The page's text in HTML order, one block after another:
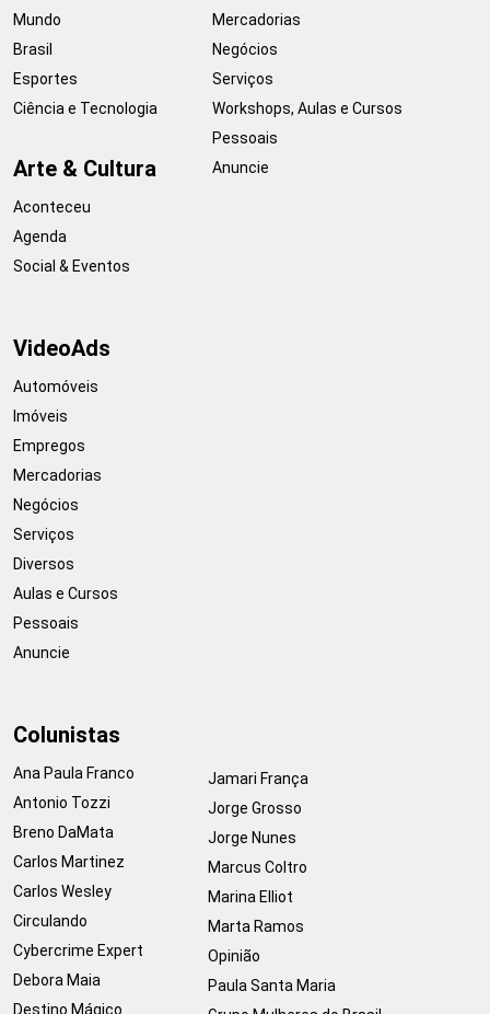
Mundo
Brasil
Esportes
Ciência e Tecnologia
Arte & Cultura
Aconteceu
Agenda
Social & Eventos
Mercadorias
Negócios
Serviços
Workshops, Aulas e Cursos
Pessoais
Anuncie
VideoAds
Automóveis
Imóveis
Empregos
Mercadorias
Negócios
Serviços
Diversos
Aulas e Cursos
Pessoais
Anuncie
Colunistas
Ana Paula Franco
Antonio Tozzi
Breno DaMata
Carlos Martinez
Carlos Wesley
Circulando
Cybercrime Expert
Debora Maia
Destino Mágico
Jamari França
Jorge Grosso
Jorge Nunes
Marcus Coltro
Marina Elliot
Marta Ramos
Opinião
Paula Santa Maria